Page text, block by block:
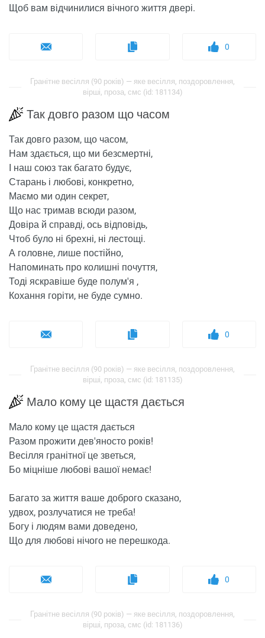
Щоб вам відчинилися вічного життя двері.
0
Гранітне весілля (90 років) — яке весілля, поздоровлення,
вірші, проза, смс (id: 181134)
Так довго разом що часом
Так довго разом, що часом,
Нам здається, що ми безсмертні,
І наш союз так багато будує,
Старань і любові, конкретно,
Маємо ми один секрет,
Що нас тримав всюди разом,
Довіра й справді, ось відповідь,
Чтоб було ні брехні, ні лестощі.
А головне, лише постійно,
Напоминать про колишні почуття,
Тоді яскравіше буде полум'я ,
Кохання горіти, не буде сумно.
0
Гранітне весілля (90 років) — яке весілля, поздоровлення,
вірші, проза, смс (id: 181135)
Мало кому це щастя дається
Мало кому це щастя дається
Разом прожити дев'яносто років!
Весілля гранітної це зветься,
Бо міцніше любові вашої немає!
Багато за життя ваше доброго сказано,
удвох, розлучатися не треба!
Богу і людям вами доведено,
Що для любові нічого не перешкода.
0
Гранітне весілля (90 років) — яке весілля, поздоровлення,
вірші, проза, смс (id: 181136)